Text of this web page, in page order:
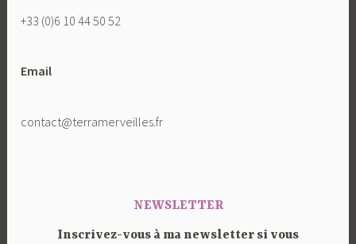
+33 (0)6 10 44 50 52
Email
contact@terramerveilles.fr
NEWSLETTER
Inscrivez-vous à ma newsletter si vous